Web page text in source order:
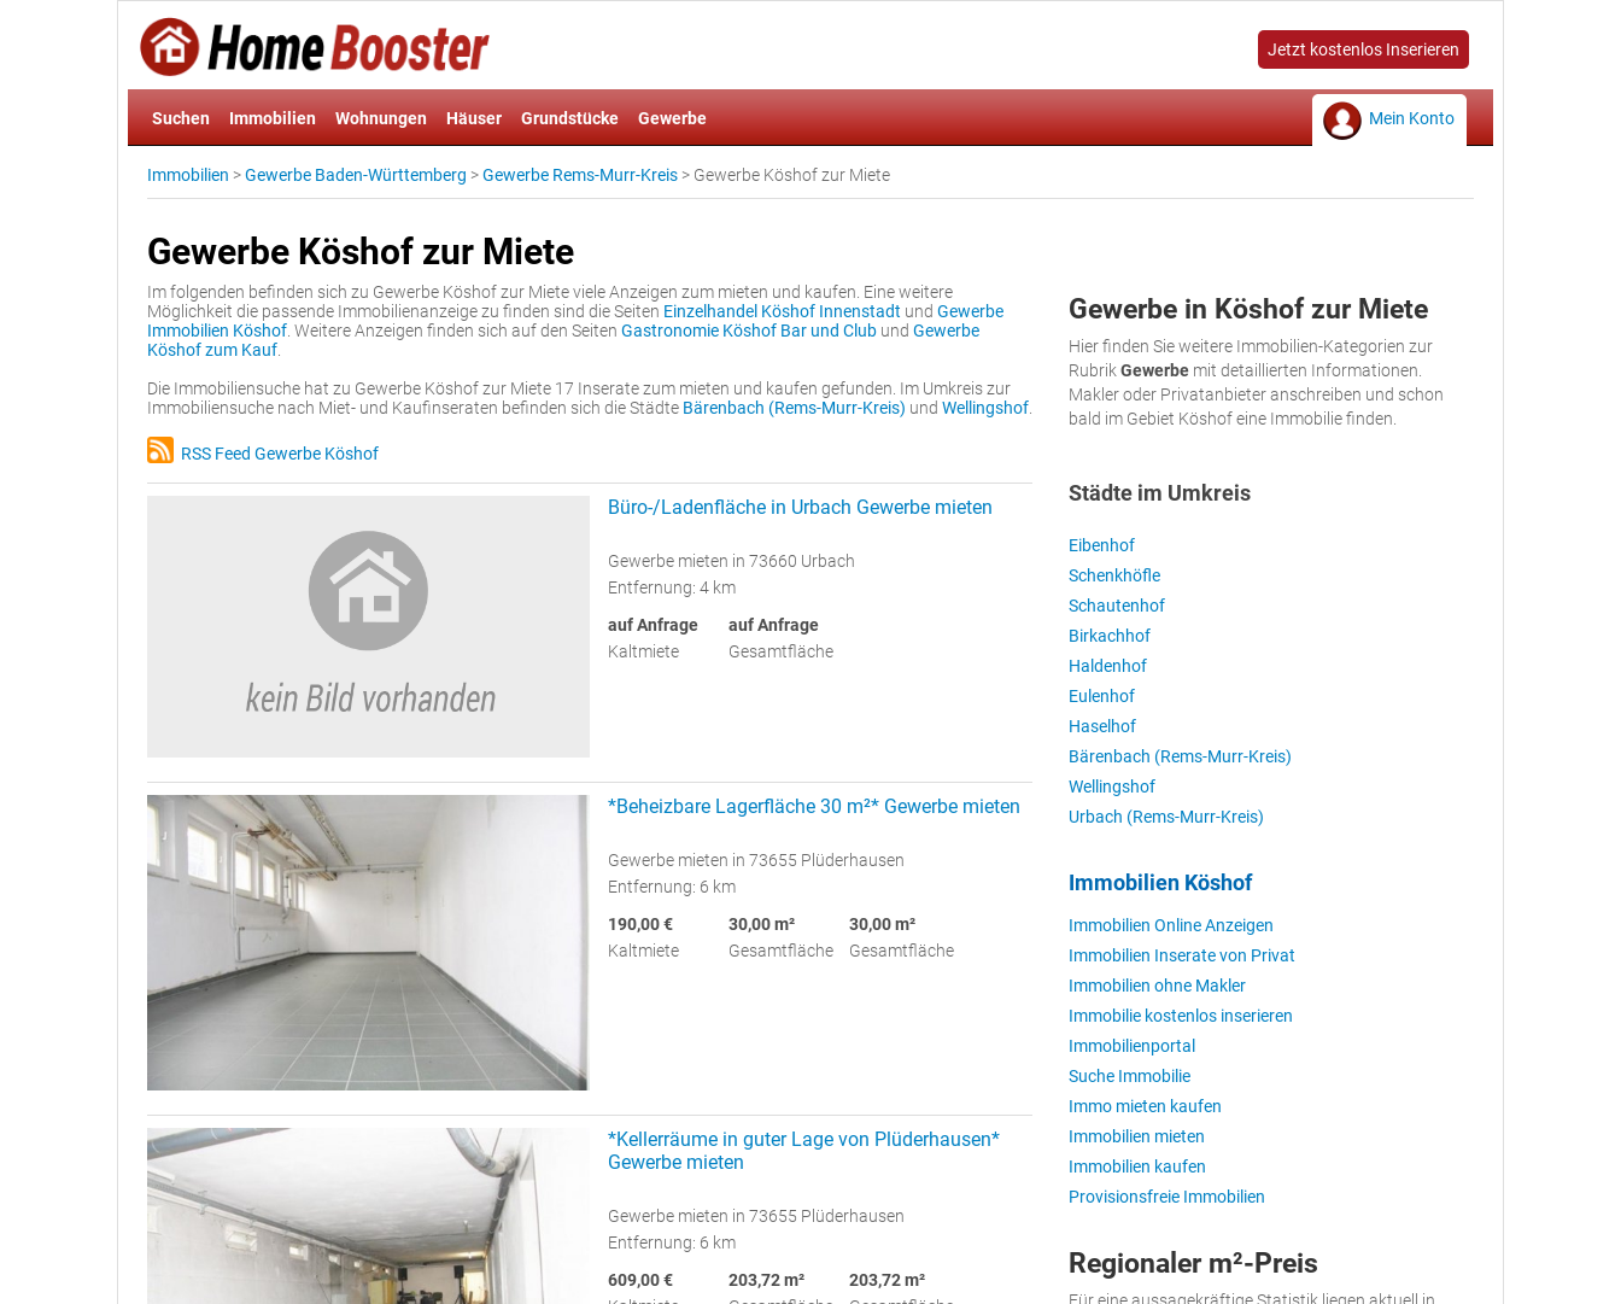
Jetzt kostenlos Inserieren
Suchen Immobilien Wohnungen Häuser Grundstücke Gewerbe Mein Konto
Immobilien >Gewerbe Baden-Württemberg >Gewerbe Rems-Murr-Kreis > Gewerbe Köshof zur Miete
Gewerbe Köshof zur Miete
Im folgenden befinden sich zu Gewerbe Köshof zur Miete viele Anzeigen zum mieten und kaufen. Eine weitere
Möglichkeit die passende Immobilienanzeige zu finden sind die Seiten Einzelhandel Köshof Innenstadt und Gewerbe
Immobilien Köshof . Weitere Anzeigen finden sich auf den Seiten Gastronomie Köshof Bar und Club und Gewerbe
Köshof zum Kauf
Die Immobiliensuche hat zu Gewerbe Köshof zur Miete 17 Inserate zum mieten und kaufen gefunden. Im Umkreis zur
Immobiliensuche nach Miet- und Kaufinseraten befinden sich die Städte Bärenbach (Rems-Murr-Kreis) und Wellingshof
RSS Feed Gewerbe Köshof
Büro-/Ladenfläche in Urbach Gewerbe mieten
Gewerbe mieten in 73660 Urbach
Entfernung: 4 km
auf Anfrage
Kaltmiete
auf Anfrage
Gesamtfläche
*Beheizbare Lagerfläche 30 m²* Gewerbe mieten
Gewerbe mieten in 73655 Plüderhausen
Entfernung: 6 km
190,00 €
Kaltmiete
30,00 m²
Gesamtfläche
30,00 m²
Gesamtfläche
*Kellerräume in guter Lage von Plüderhausen*
Gewerbe mieten
Gewerbe mieten in 73655 Plüderhausen
Entfernung: 6 km
609,00 €
203,72 m²
203,72 m²
Gewerbe in Köshof zur Miete
Hier finden Sie weitere Immobilien-Kategorien zur
Rubrik Gewerbe mit detaillierten Informationen.
Makler oder Privatanbieter anschreiben und schon
bald im Gebiet Köshof eine Immobilie finden.
Städte im Umkreis
Eibenhof
Schenkhöfle
Schautenhof
Birkachhof
Haldenhof
Eulenhof
Haselhof
Bärenbach (Rems-Murr-Kreis)
Wellingshof
Urbach (Rems-Murr-Kreis)
Immobilien Köshof
Immobilien Online Anzeigen
Immobilien Inserate von Privat
Immobilien ohne Makler
Immobilie kostenlos inserieren
Immobilienportal
Suche Immobilie
Immo mieten kaufen
Immobilien mieten
Immobilien kaufen
Provisionsfreie Immobilien
Regionaler m²-Preis